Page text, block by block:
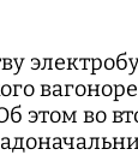
этом во